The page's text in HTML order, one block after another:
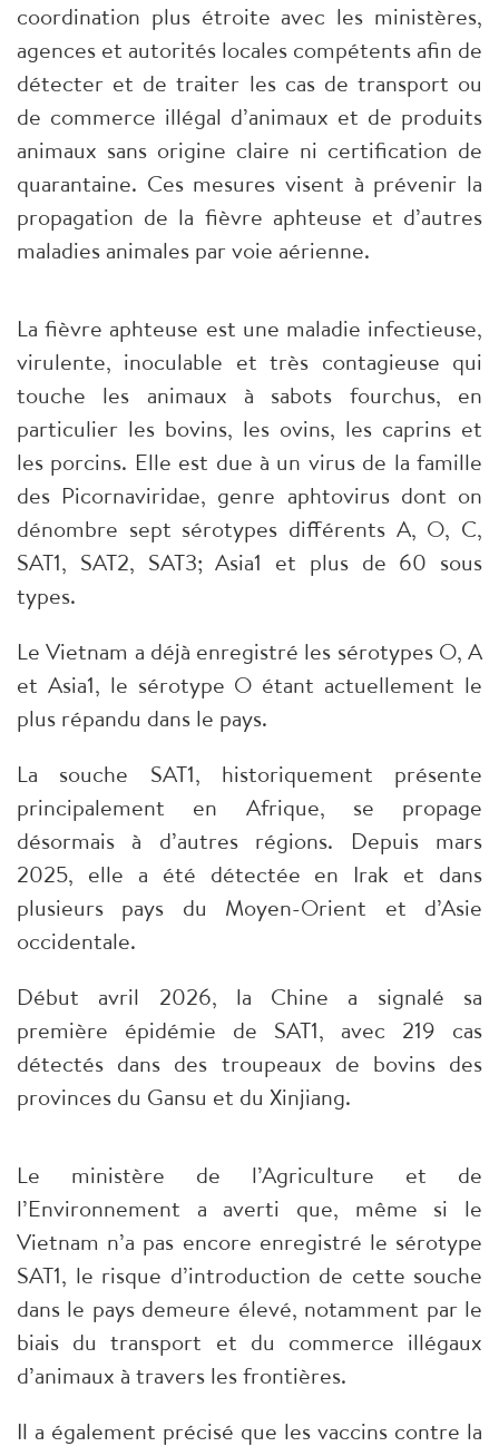
coordination plus étroite avec les ministères,
agences et autorités locales compétents afin de
détecter et de traiter les cas de transport ou
de commerce illégal d’animaux et de produits
animaux sans origine claire ni certification de
quarantaine. Ces mesures visent à prévenir la
propagation de la fièvre aphteuse et d’autres
maladies animales par voie aérienne.​
La fièvre aphteuse est une maladie infectieuse,
virulente, inoculable et très contagieuse qui
touche les animaux à sabots fourchus, en
particulier les bovins, les ovins, les caprins et
les porcins. Elle est due à un virus de la famille
des Picornaviridae, genre aphtovirus dont on
dénombre sept sérotypes différents A, O, C,
SAT1, SAT2, SAT3; Asia1 et plus de 60 sous
types.
Le Vietnam a déjà enregistré les sérotypes O, A
et Asia1, le sérotype O étant actuellement le
plus répandu dans le pays.
La souche SAT1, historiquement présente
principalement en Afrique, se propage
désormais à d’autres régions. Depuis mars
2025, elle a été détectée en Irak et dans
plusieurs pays du Moyen-Orient et d’Asie
occidentale.
​Début avril 2026, la Chine a signalé sa
première épidémie de SAT1, avec 219 cas
détectés dans des troupeaux de bovins des
provinces du Gansu et du Xinjiang.​
Le ministère de l’Agriculture et de
l’Environnement a averti que, même si le
Vietnam n’a pas encore enregistré le sérotype
SAT1, le risque d’introduction de cette souche
dans le pays demeure élevé, notamment par le
biais du transport et du commerce illégaux
d’animaux à travers les frontières.​
Il a également précisé que les vaccins contre la